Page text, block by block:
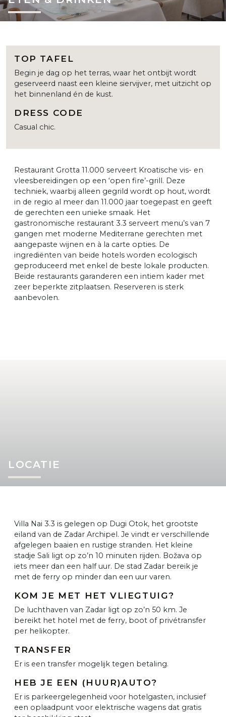
TOP TAFEL
Begin je dag op het terras, waar het ontbijt wordt
geserveerd naast een kleine sier­vijver, met uitzicht op
het binnenland én de kust.
DRESS CODE
Casual chic.
Restaurant Grotta 11.000 serveert Kroatische vis- en
vleesbereidingen op een ‘open fire’-grill. Deze
techniek, waarbij alleen gegrild wordt op hout, wordt
in de regio al meer dan 11.000 jaar toegepast en geeft
de gerechten een unieke smaak. Het
gastronomische restaurant 3.3 serveert menu’s van 7
gangen met moderne Mediterrane gerechten met
aangepaste wijnen en à la carte opties. De
ingrediënten van beide hotels worden ecologisch
geproduceerd met enkel de beste lokale producten.
Beide restaurants garanderen een intiem kader met
zeer beperkte zitplaatsen. Reserveren is sterk
aanbevolen.
LOCATIE
Villa Nai 3.3 is gelegen op Dugi Otok, het grootste
eiland van de Zadar Archipel. Je vindt er verschillende
afgelegen baaien en rustige stranden. Het kleine
stadje Sali ligt op zo’n 10 minuten rijden. Božava op
iets meer dan een half uur. De stad Zadar bereik je
met de ferry op minder dan een uur varen.
KOM JE MET HET VLIEGTUIG?
De luchthaven van Zadar ligt op zo’n 50 km. Je
bereikt het hotel met de ferry, boot of privétransfer
per helikopter.
TRANSFER
Er is een transfer mogelijk tegen betaling.
HEB JE EEN (HUUR)AUTO?
Er is parkeergelegenheid voor hotelgasten, inclusief
een oplaadpunt voor elektrische wagens dat gratis